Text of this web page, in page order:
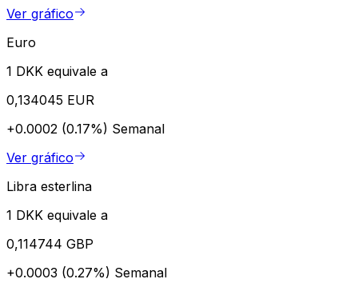
Ver gráfico
Euro
1 DKK equivale a
0,134045 EUR
+0.0002 (0.17%) Semanal
Ver gráfico
Libra esterlina
1 DKK equivale a
0,114744 GBP
+0.0003 (0.27%) Semanal